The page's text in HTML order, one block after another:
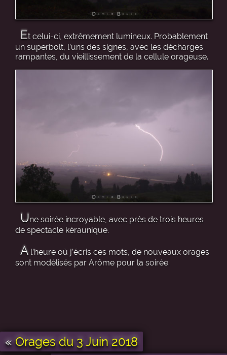
Et celui-ci, extrêmement lumineux. Probablement
un superbolt, l’uns des signes, avec les décharges
rampantes, du vieillissement de la cellule orageuse.
Une soirée incroyable, avec près de trois heures
de spectacle kéraunique.
A l’heure où j’écris ces mots, de nouveaux orages
sont modélisés par Arôme pour la soirée.
«Orages du 3 Juin 2018